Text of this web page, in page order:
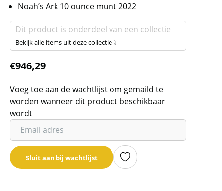
Noah’s Ark 10 ounce munt 2022
Dit product is onderdeel van een collectie
Bekijk alle items uit deze collectie ⤵
€946,29
Voeg toe aan de wachtlijst om gemaild te
worden wanneer dit product beschikbaar
wordt
Vul
je
email
adresSluit aan bij wachtlijst